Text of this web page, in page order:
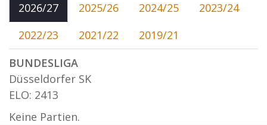
2026/27 2025/26 2024/25
2023/24
2022/23
2021/22
2019/21
BUNDESLIGA
Düsseldorfer SK
ELO: 2413
Keine Partien.